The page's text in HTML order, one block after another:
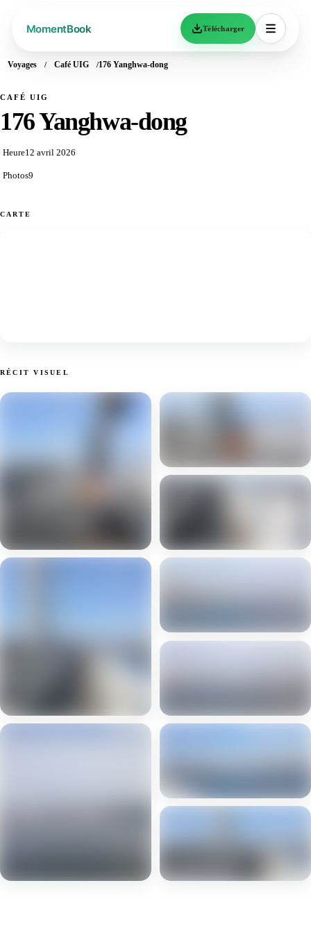
Télécharger
Voyages Café UIG 176 Yanghwa-dong
CAFÉ UIG
176 Yanghwa-dong
Heure12 avril 2026
Photos9
CARTE
RÉCIT VISUEL